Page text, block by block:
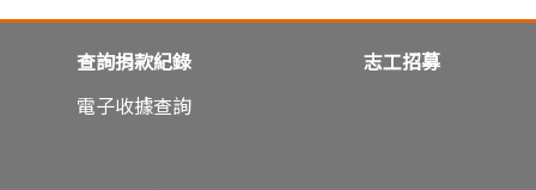
查詢捐款紀錄
電子收據查詢
志工招募